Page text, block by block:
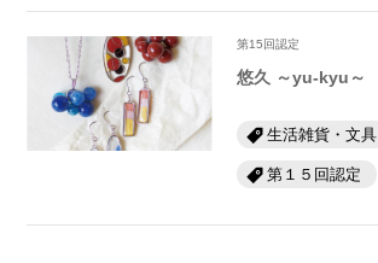
第15回認定
悠久 ～yu-kyu～
生活雑貨・文具
第１５回認定